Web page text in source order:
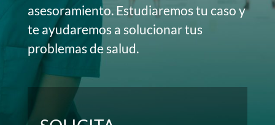
asesoramiento. Estudiaremos tu caso y
te ayudaremos a solucionar tus
problemas de salud.